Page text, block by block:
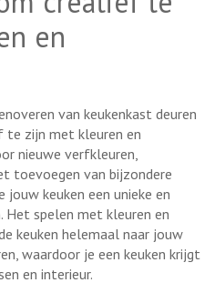
en
van keukenkast deuren
te zijn met kleuren en
nieuwe verfkleuren,
toevoegen van bijzondere
jouw keuken een unieke en
Het spelen met kleuren en
keuken helemaal naar jouw
waardoor je een keuken krijgt
en interieur.